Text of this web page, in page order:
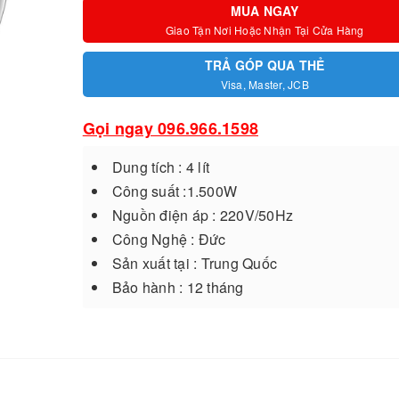
MUA NGAY
Giao Tận Nơi Hoặc Nhận Tại Cửa Hàng
TRẢ GÓP QUA THẺ
Visa, Master, JCB
Gọi ngay 096.966.1598
Dung tích : 4 lít
Công suất :1.500W
Nguồn điện áp : 220V/50Hz
Công Nghệ : Đức
Sản xuất tại : Trung Quốc
Bảo hành : 12 tháng